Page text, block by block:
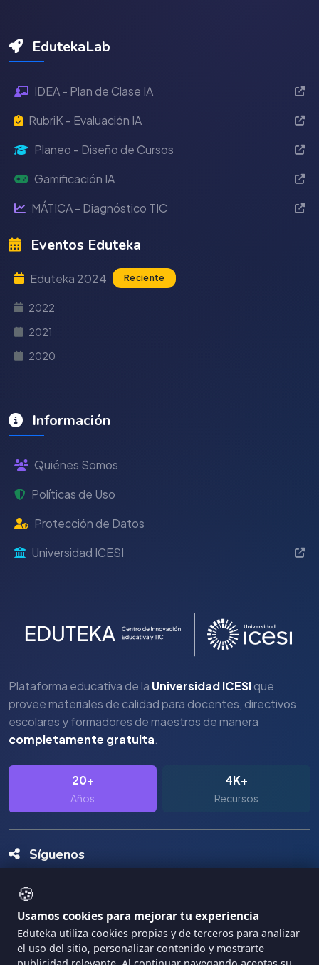
🍪
Usamos cookies para mejorar tu experiencia
Eduteka utiliza cookies propias y de terceros para analizar
el uso del sitio, personalizar contenido y mostrarte
EdutekaLab
IDEA - Plan de Clase IA
RubriK - Evaluación IA
Planeo - Diseño de Cursos
Gamificación IA
MÁTICA - Diagnóstico TIC
Eventos Eduteka
Eduteka 2024 Reciente
2022
2021
2020
Información
Quiénes Somos
Políticas de Uso
Protección de Datos
Universidad ICESI
Plataforma educativa de la Universidad ICESIque
provee materiales de calidad para docentes, directivos
escolares y formadores de maestros de manera
completamente gratuita.
20+
Años
4K+
Recursos
Síguenos
Copyright Eduteka 2001-2026 - Universidad ICESI